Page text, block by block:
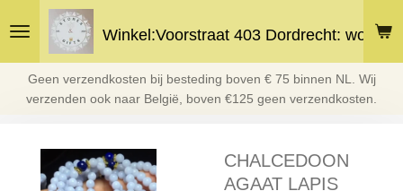
direct
hoofdinhoud
Winkel:Voorstraat 403 Dordrecht: woe
Geen verzendkosten bij besteding boven € 75 binnen NL. Wij
verzenden ook naar België, boven €125 geen verzendkosten.
CHALCEDOON
AGAAT LAPIS